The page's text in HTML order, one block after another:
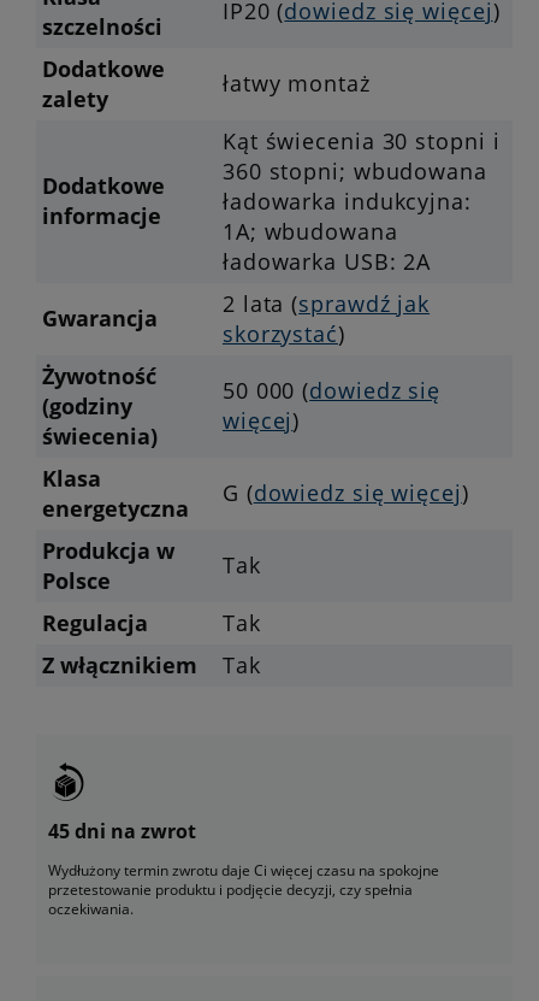
szczelności
IP20 (dowiedz się więcej)
Dodatkowe
zalety
łatwy montaż
Dodatkowe
informacje
Kąt świecenia 30 stopni i
360 stopni; wbudowana
ładowarka indukcyjna:
1A; wbudowana
ładowarka USB: 2A
Gwarancja
2 lata (sprawdź jak
skorzystać)
Żywotność
(godziny
świecenia)
50 000 (dowiedz się
więcej)
Klasa
energetyczna
G (dowiedz się więcej)
Produkcja w
Polsce
Tak
Regulacja
Tak
Z włącznikiem
Tak
45 dni na zwrot
Wydłużony termin zwrotu daje Ci więcej czasu na spokojne
przetestowanie produktu i podjęcie decyzji, czy spełnia
oczekiwania.